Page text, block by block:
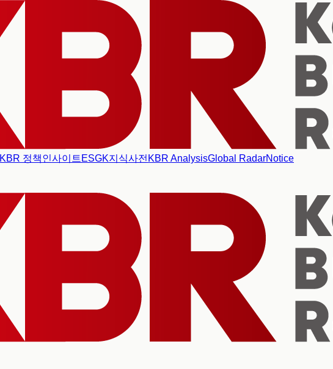
KBR 정책인사이트 ESGK지식사전 KBR AnalysisGlobal RadarNotice